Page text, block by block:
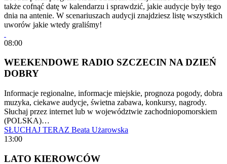
także cofnąć datę w kalendarzu i sprawdzić, jakie audycje były tego
dnia na antenie. W scenariuszach audycji znajdziesz listę wszystkich
uworów jakie wtedy graliśmy!
08:00
WEEKENDOWE RADIO SZCZECIN NA DZIEŃ
DOBRY
Informacje regionalne, informacje miejskie, prognoza pogody, dobra
muzyka, ciekawe audycje, świetna zabawa, konkursy, nagrody.
Słuchaj przez internet lub w województwie zachodniopomorskiem
(POLSKA)…
SŁUCHAJ TERAZ Beata Użarowska
13:00
LATO KIEROWCÓW